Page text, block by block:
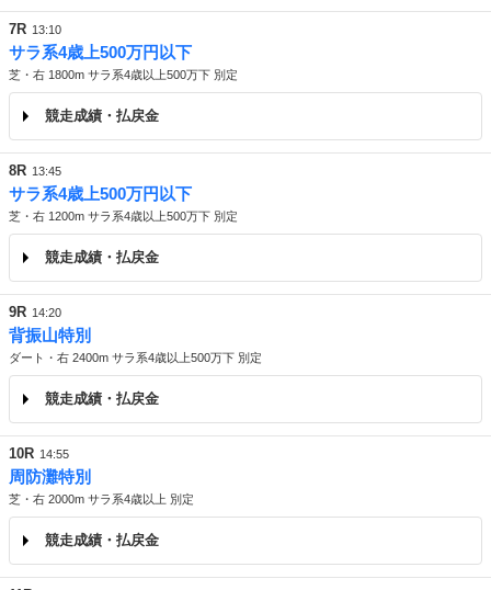
7R 13:10
サラ系4歳上500万円以下
芝・右 1800m サラ系4歳以上500万下 別定
競走成績・払戻金
8R 13:45
サラ系4歳上500万円以下
芝・右 1200m サラ系4歳以上500万下 別定
競走成績・払戻金
9R 14:20
背振山特別
ダート・右 2400m サラ系4歳以上500万下 別定
競走成績・払戻金
10R 14:55
周防灘特別
芝・右 2000m サラ系4歳以上 別定
競走成績・払戻金